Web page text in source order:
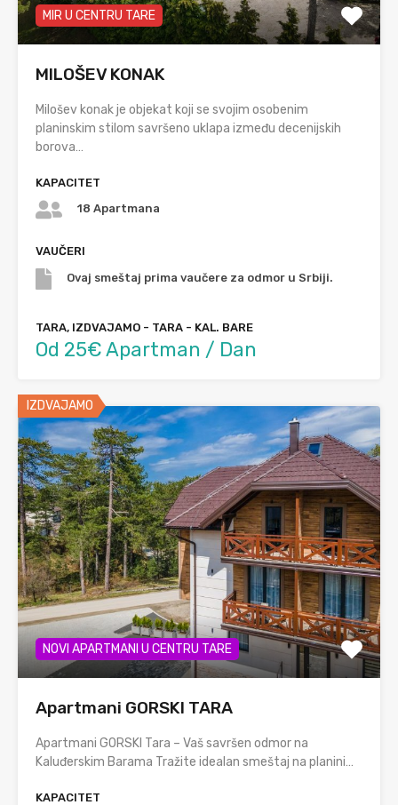
MIR U CENTRU TARE
MILOŠEV KONAK
Milošev konak je objekat koji se svojim osobenim
planinskim stilom savršeno uklapa između decenijskih
borova…
KAPACITET
18 Apartmana
VAUČERI
Ovaj smeštaj prima vaučere za odmor u Srbiji.
TARA, IZDVAJAMO - TARA - KAL. BARE
Od 25€ Apartman / Dan
IZDVAJAMO
NOVI APARTMANI U CENTRU TARE
Apartmani GORSKI TARA
Apartmani GORSKI Tara – Vaš savršen odmor na
Kaluđerskim Barama Tražite idealan smeštaj na planini…
KAPACITET